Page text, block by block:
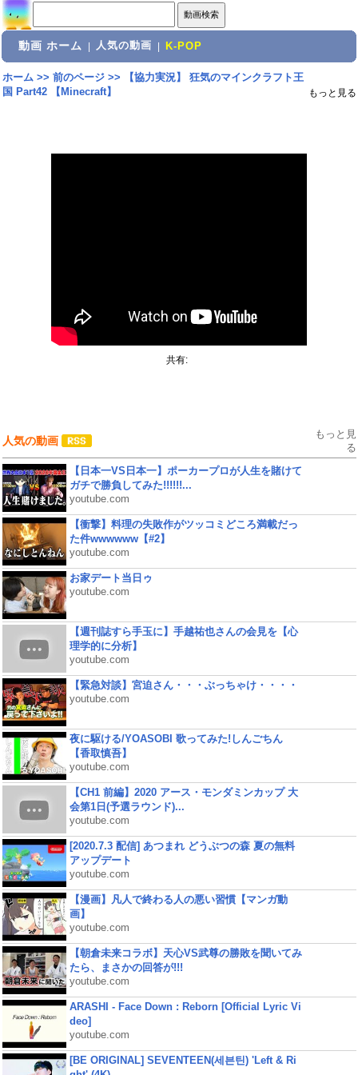
動画 ホーム 人気の動画 K-POP
ホーム>> 前のページ>>
【協力実況】 狂気のマインクラフト王
国 Part42 【Minecraft】
もっと見る
共有:
人気の動画
もっと見
る
【日本一VS日本一】ポーカープロが人生を賭けて
ガチで勝負してみた!!!!!!...
youtube.com
【衝撃】料理の失敗作がツッコミどころ満載だっ
た件wwwwww【#2】
youtube.com
お家デート当日ゥ
youtube.com
【週刊誌すら手玉に】手越祐也さんの会見を【心
理学的に分析】
youtube.com
【緊急対談】宮迫さん・・・ぶっちゃけ・・・・
youtube.com
夜に駆ける/YOASOBI 歌ってみた!しんごちん
【香取慎吾】
youtube.com
【CH1 前編】2020 アース・モンダミンカップ 大
会第1日(予選ラウンド)...
youtube.com
[2020.7.3 配信] あつまれ どうぶつの森 夏の無料
アップデート
youtube.com
【漫画】凡人で終わる人の悪い習慣【マンガ動
画】
youtube.com
【朝倉未来コラボ】天心VS武尊の勝敗を聞いてみ
たら、まさかの回答が!!!
youtube.com
ARASHI - Face Down : Reborn [Official Lyric Vi
deo]
youtube.com
[BE ORIGINAL] SEVENTEEN(세븐틴) 'Left & Ri